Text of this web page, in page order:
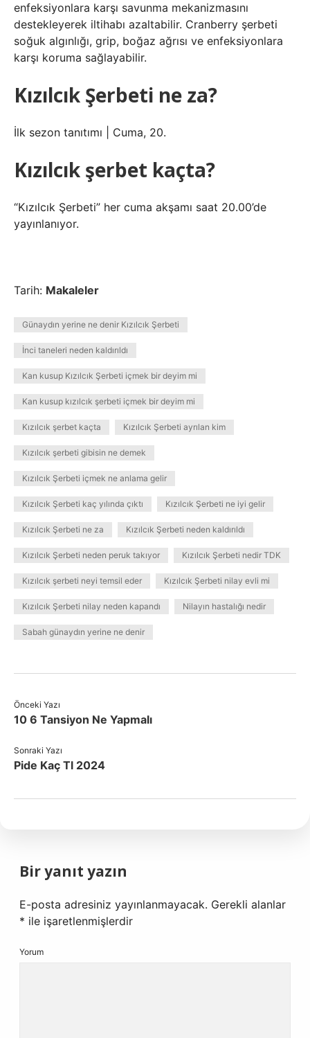
enfeksiyonlara karşı savunma mekanizmasını
destekleyerek iltihabı azaltabilir. Cranberry şerbeti
soğuk algınlığı, grip, boğaz ağrısı ve enfeksiyonlara
karşı koruma sağlayabilir.
Kızılcık Şerbeti ne za?
İlk sezon tanıtımı | Cuma, 20.
Kızılcık şerbet kaçta?
“Kızılcık Şerbeti” her cuma akşamı saat 20.00’de
yayınlanıyor.
Tarih: Makaleler
Günaydın yerine ne denir Kızılcık Şerbeti
İnci taneleri neden kaldırıldı
Kan kusup Kızılcık Şerbeti içmek bir deyim mi
Kan kusup kızılcık şerbeti içmek bir deyim mi
Kızılcık şerbet kaçta Kızılcık Şerbeti ayrılan kim
Kızılcık şerbeti gibisin ne demek
Kızılcık Şerbeti içmek ne anlama gelir
Kızılcık Şerbeti kaç yılında çıktı Kızılcık Şerbeti ne iyi gelir
Kızılcık Şerbeti ne za Kızılcık Şerbeti neden kaldırıldı
Kızılcık Şerbeti neden peruk takıyor Kızılcık Şerbeti nedir TDK
Kızılcık şerbeti neyi temsil eder Kızılcık Şerbeti nilay evli mi
Kızılcık Şerbeti nilay neden kapandı Nilayın hastalığı nedir
Sabah günaydın yerine ne denir
Önceki Yazı
10 6 Tansiyon Ne Yapmalı
Sonraki Yazı
Pide Kaç Tl 2024
Bir yanıt yazın
E-posta adresiniz yayınlanmayacak. Gerekli alanlar
* ile işaretlenmişlerdir
Yorum